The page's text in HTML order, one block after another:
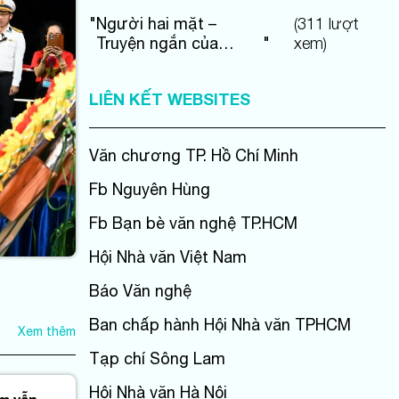
Xem thêm
"Người hai mặt –
Truyện ngắn của
"
(311 lượt
xem)
LIÊN KẾT WEBSITES
Văn chương TP. Hồ Chí Minh
Fb Nguyên Hùng
Fb Bạn bè văn nghệ TP.HCM
Hội Nhà văn Việt Nam
Báo Văn nghệ
Ban chấp hành Hội Nhà văn TPHCM
Tạp chí Sông Lam
Hội Nhà văn Hà Nội